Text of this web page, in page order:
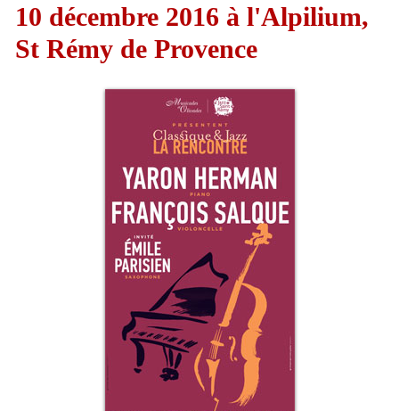
10 décembre 2016 à l'Alpilium,
St Rémy de Provence